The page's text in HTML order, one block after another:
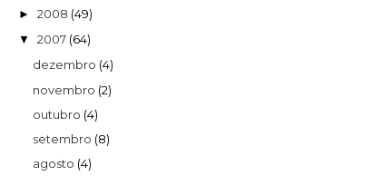
► 2008 (49)
▼ 2007 (64)
dezembro (4)
novembro (2)
outubro (4)
setembro (8)
agosto (4)